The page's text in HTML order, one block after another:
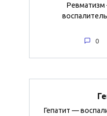
Ревматизм
0
Гепатит —